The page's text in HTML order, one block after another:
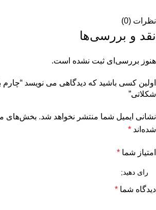
نظرات (0)
نقد و بررسی‌ها
هنوز بررسی‌ای ثبت نشده است.
اولین کسی باشید که دیدگاهی می نویسد
شکلاتی”
نشانی ایمیل شما منتشر نخواهد شد. بخش‌های
شده‌اند *
امتیاز شما *
دیدگاه شما *